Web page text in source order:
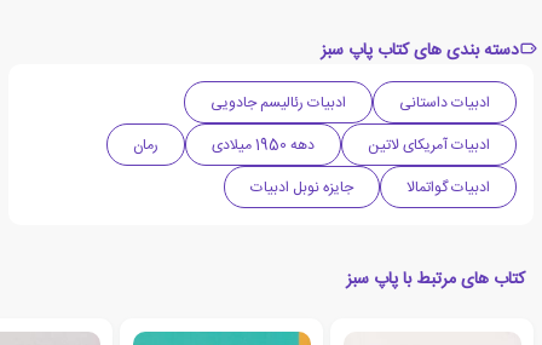
دسته بندی های کتاب پاپ سبز
ادبیات داستانی
ادبیات رئالیسم جادویی
ادبیات آمریکای لاتین
دهه 1950 میلادی
رمان
ادبیات گواتمالا
جایزه نوبل ادبیات
کتاب های مرتبط با پاپ سبز